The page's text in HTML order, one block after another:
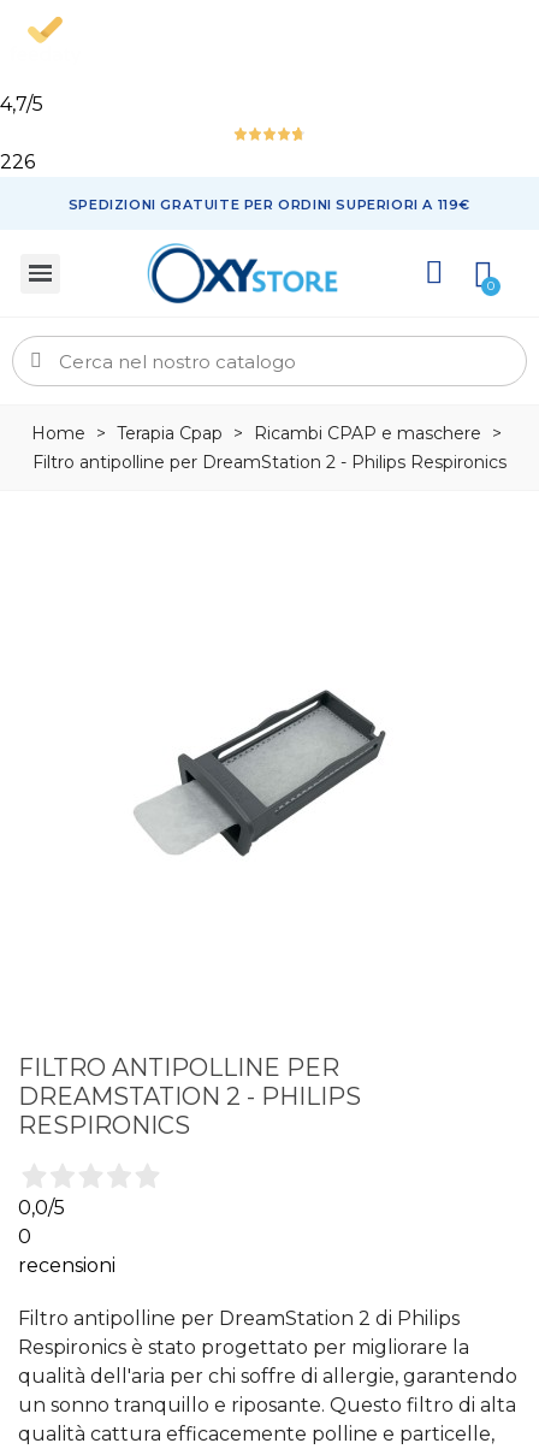
4,7/5
226
SPEDIZIONI GRATUITE PER ORDINI SUPERIORI A 119€
Home > Terapia Cpap > Ricambi CPAP e maschere
>
Filtro antipolline per DreamStation 2 - Philips Respironics
FILTRO ANTIPOLLINE PER
DREAMSTATION 2 - PHILIPS
RESPIRONICS
0,0/5
0
recensioni
Filtro antipolline per DreamStation 2 di Philips
Respironics è stato progettato per migliorare la
qualità dell'aria per chi soffre di allergie, garantendo
un sonno tranquillo e riposante. Questo filtro di alta
qualità cattura efficacemente polline e particelle,